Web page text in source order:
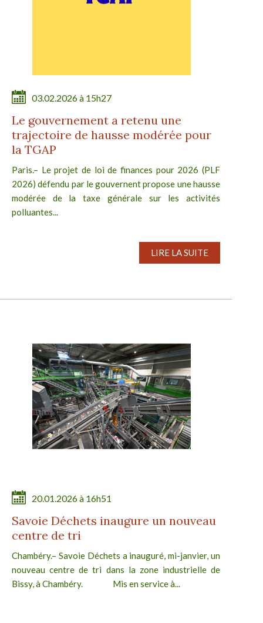
03.02.2026 à 15h27
Le gouvernement a retenu une
trajectoire de hausse modérée pour
la TGAP
Paris.– Le projet de loi de finances pour 2026 (PLF
2026) défendu par le gouvernent propose une hausse
modérée de la taxe générale sur les activités
polluantes...
LIRE LA SUITE
20.01.2026 à 16h51
Savoie Déchets inaugure un nouveau
centre de tri
Chambéry.– Savoie Déchets a inauguré, mi-janvier, un
nouveau centre de tri dans la zone industrielle de
Bissy, à Chambéry. Mis en service à...